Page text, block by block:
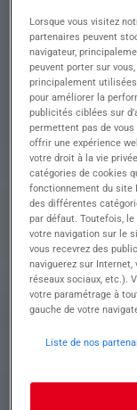
Descriptif du
une équipe en
cadre d'un
En tant que
sur des
aux travaux
• Coordonner
quotidiennes
• Assurer la
travaux de
• Garantir la
de sécurité et
• Collaborer
le bon
• Assister à
des
Profil
Lorsque vous visitez
partenaires peuvent
navigateur,
peuvent porter sur
principalement
pour améliorer la
publicités ciblées sur
permettent pas de
offrir une expérience
votre droit à la vie
catégories de cookies
fonctionnement du site
des différentes
par défaut. Toutefois,
votre navigation sur le
vous recevrez des
naviguerez sur Internet,
réseaux sociaux, etc.).
votre paramétrage à
gauche de votre
Liste de nos